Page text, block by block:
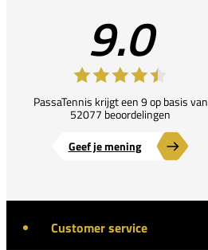
9.0
PassaTennis krijgt een 9 op basis van
52077 beoordelingen
Geef je mening
Customer service